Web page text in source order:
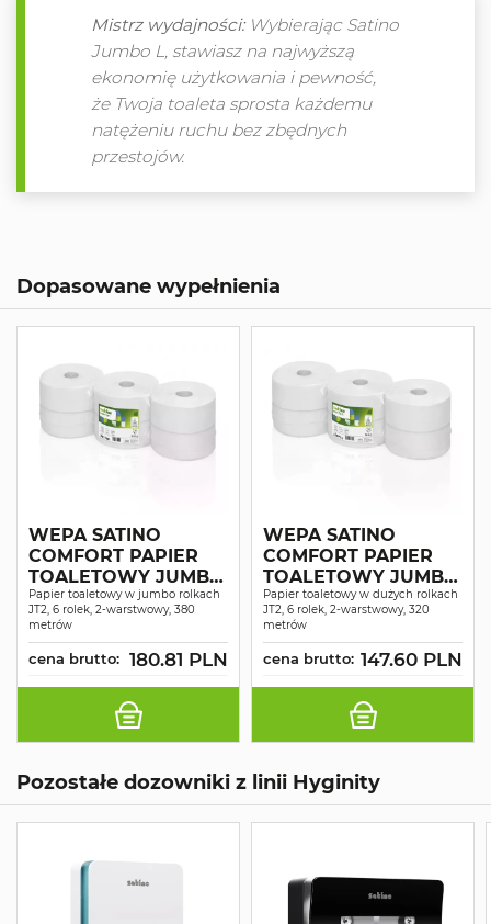
Mistrz wydajności:Wybierając Satino
Jumbo L, stawiasz na najwyższą
ekonomię użytkowania i pewność,
że Twoja toaleta sprosta każdemu
natężeniu ruchu bez zbędnych
przestojów.
Dopasowane wypełnienia
WEPA SATINO
COMFORT PAPIER
TOALETOWY JUMBO
MAXI MAKULATURA
ŚNIEŻNOBIAŁY 2W
380MB A6
Papier toaletowy w jumbo rolkach
JT2, 6 rolek, 2-warstwowy, 380
metrów
cena brutto: 180.81 PLN
WEPA SATINO
COMFORT PAPIER
TOALETOWY JUMBO
MAKULTURA 2W A6
Papier toaletowy w dużych rolkach
JT2, 6 rolek, 2-warstwowy, 320
metrów
cena brutto: 147.60 PLN
Pozostałe dozowniki z linii Hyginity